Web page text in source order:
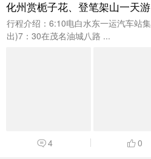
化州赏栀子花、登笔架山一天
行程介绍：6:10电白水东一运汽车站
出)7：30在茂名油城八路 ...
4 0